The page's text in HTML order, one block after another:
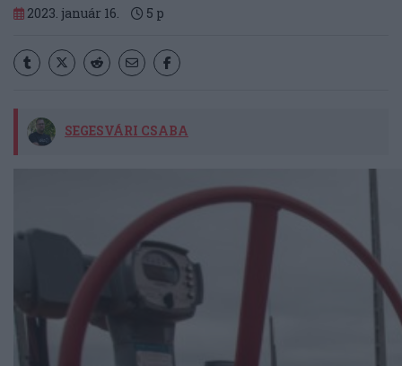
2023. január 16. 5 p
SEGESVÁRI CSABA